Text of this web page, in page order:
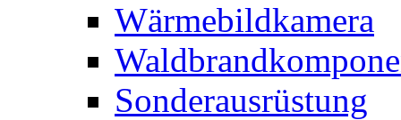
Wärmebildkamera
Sonderausrüstung